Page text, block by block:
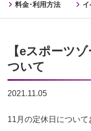
料金･利用方法
【eスポーツ
ついて
2021.11.05
11月の定休日について